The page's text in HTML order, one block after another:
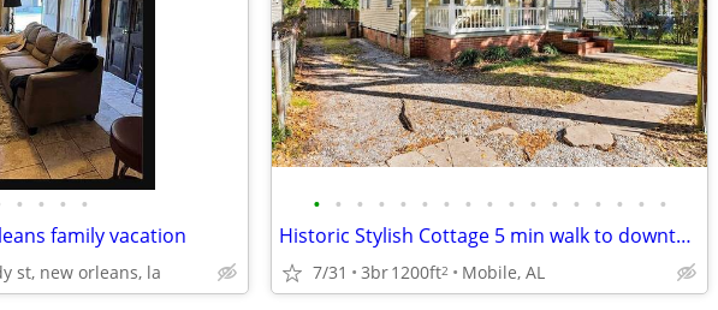
• • • •
family vacation
st, new orleans, la
• • • • • • • • • • • • • • • • •
Historic Stylish Cottage 5 min walk to downtown Mobile
7/31 3br1200ft2 Mobile, AL